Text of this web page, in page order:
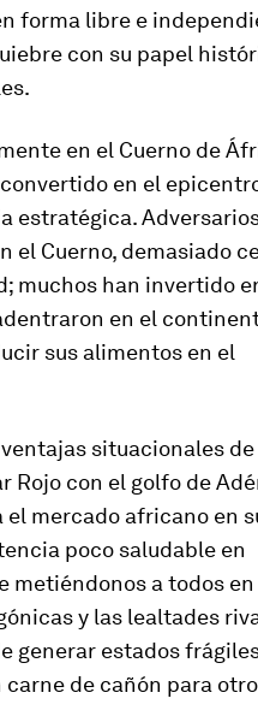
forma libre e
con su papel
en el Cuerno de
en el
estratégica.
el Cuerno, demasiado
muchos han invertido
en el
sus alimentos en el
situacionales de
Rojo con el golfo de
mercado africano en
poco saludable en
metiéndonos a todos
y las lealtades
generar estados
de cañón para